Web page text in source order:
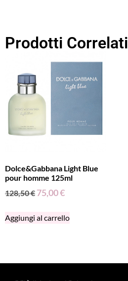
Prodotti Correlati
Dolce&Gabbana Light Blue
pour homme 125ml
128,50€ 75,00€
Aggiungi al carrello